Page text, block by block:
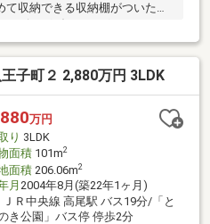
収納できる収納棚がついた物
輪する場所には困りません。駐
盗難の心配がありません。こち
境としてもうってつけです。
掃除も簡単です。
子町２ 2,880万円 3LDK
万円
り 3LDK
面積101m2
面積206.06m2
月 2004年8月(築22年1ヶ月)
ＪＲ中央線 高尾駅 バス19分/「と
き公園」バス停 停歩2分